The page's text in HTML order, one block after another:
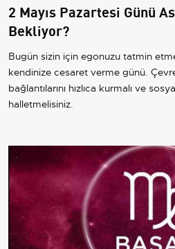
2 Mayıs Pazartesi Günü
Bekliyor?
Bugün sizin için egonuzu tatmin
kendinize cesaret verme günü.
bağlantılarını hızlıca kurmalı ve
halletmelisiniz.